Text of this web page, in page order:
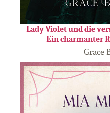
Lady Violet und die
Ein charmanter
Grace